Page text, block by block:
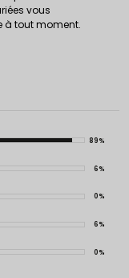
vous
à tout moment.
89%
6%
0%
6%
0%